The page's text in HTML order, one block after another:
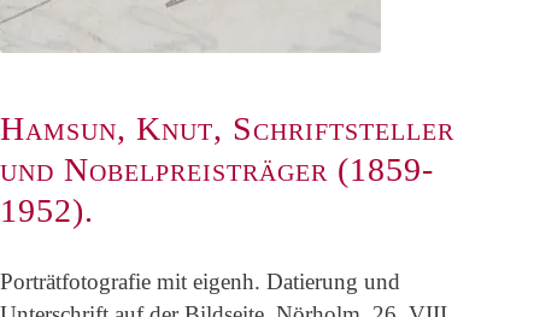
Hamsun, Knut, Schriftsteller
und Nobelpreisträger (1859-
1952).
Porträtfotografie mit eigenh. Datierung und